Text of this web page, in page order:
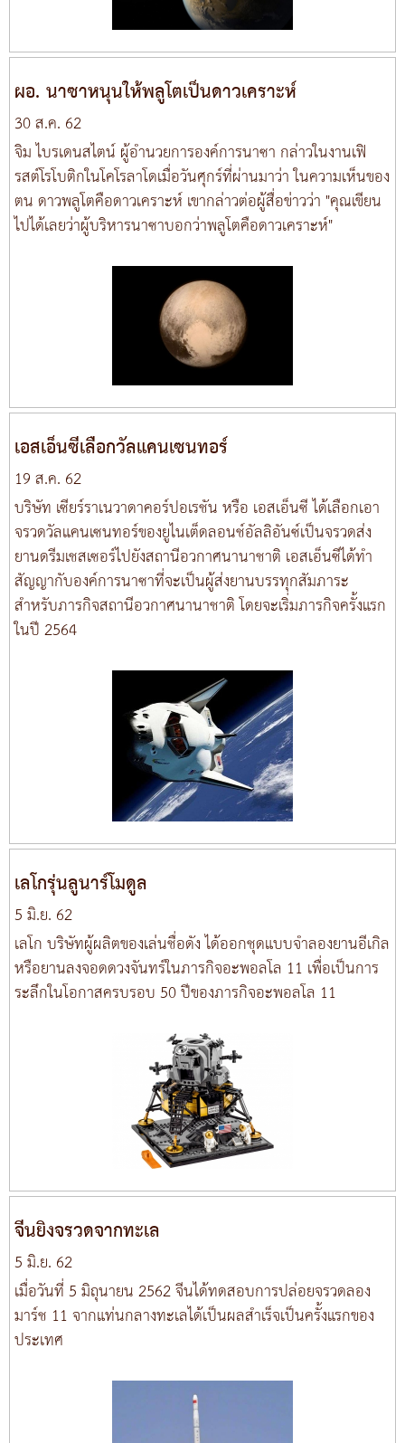
ผอ. นาซาหนุนให้พลูโตเป็นดาวเคราะห์
30 ส.ค. 62
จิม ไบรเดนสไตน์ ผู้อำนวยการองค์การนาซา กล่าวในงานเฟิ
รสต์โรโบติกในโคโรลาโดเมื่อวันศุกร์ที่ผ่านมาว่า ในความเห็นของ
ตน ดาวพลูโตคือดาวเคราะห์ เขากล่าวต่อผู้สื่อข่าวว่า "คุณเขียน
ไปได้เลยว่าผู้บริหารนาซาบอกว่าพลูโตคือดาวเคราะห์"
เอสเอ็นซีเลือกวัลแคนเซนทอร์
19 ส.ค. 62
บริษัท เซียร์ราเนวาดาคอร์ปอเรชัน หรือ เอสเอ็นซี ได้เลือกเอา
จรวดวัลแคนเซนทอร์ของยูไนเต็ดลอนช์อัลลิอันซ์เป็นจรวดส่ง
ยานดรีมเชสเซอร์ไปยังสถานีอวกาศนานาชาติ เอสเอ็นซีได้ทำ
สัญญากับองค์การนาซาที่จะเป็นผู้ส่งยานบรรทุกสัมภาระ
สำหรับภารกิจสถานีอวกาศนานาชาติ โดยจะเริ่มภารกิจครั้งแรก
ในปี 2564
เลโกรุ่นลูนาร์โมดูล
5 มิ.ย. 62
เลโก บริษัทผู้ผลิตของเล่นชื่อดัง ได้ออกชุดแบบจำลองยานอีเกิล
หรือยานลงจอดดวงจันทร์ในภารกิจอะพอลโล 11 เพื่อเป็นการ
ระลึกในโอกาสครบรอบ 50 ปีของภารกิจอะพอลโล 11
จีนยิงจรวดจากทะเล
5 มิ.ย. 62
เมื่อวันที่ 5 มิถุนายน 2562 จีนได้ทดสอบการปล่อยจรวดลอง
มาร์ช 11 จากแท่นกลางทะเลได้เป็นผลสำเร็จเป็นครั้งแรกของ
ประเทศ